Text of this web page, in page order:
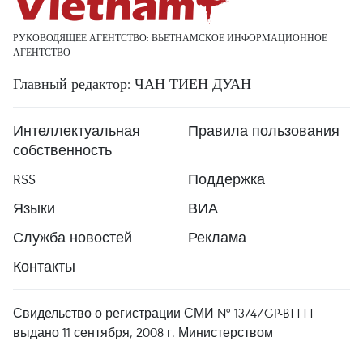
РУКОВОДЯЩЕЕ АГЕНТСТВО: ВЬЕТНАМСКОЕ ИНФОРМАЦИОННОЕ
АГЕНТСТВО
Главный редактор: ЧАН ТИЕН ДУАН
Интеллектуальная
собственность
Правила пользования
RSS
Поддержка
Языки
ВИА
Служба новостей
Реклама
Контакты
Свидельство о регистрации СМИ № 1374/GP-BTTTT
выдано 11 сентября, 2008 г. Министерством